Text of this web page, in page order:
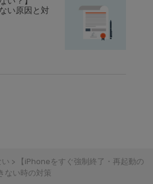
い原因と対
> 【iPhoneをすぐ強制終了・再起動の
ない時の対策